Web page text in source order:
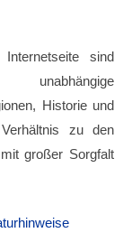
sind
unabhängige
Historie und
zu den
großer Sorgfalt